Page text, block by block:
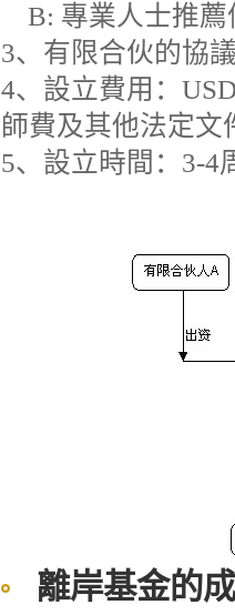
B: 專業人士推薦
3、有限合伙的協
4、設立費用：
師費及其他法定文
5、設立時間：3-4
離岸基金的